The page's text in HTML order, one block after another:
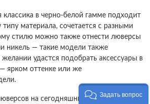
классика в черно-белой гамме подходит
материала, сочетается с разными
стилю можно также отнести люверсы
никель — такие модели также
удастся подобрать аксессуары в
ярком оттенке или же
на сегодняшний день есть
Задать вопрос